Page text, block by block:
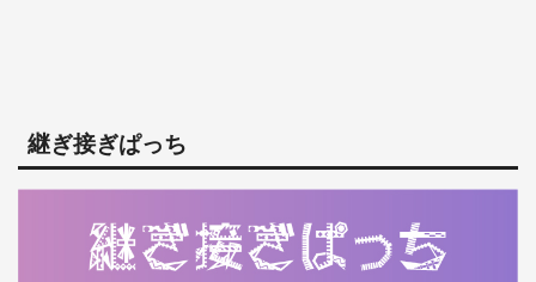
継ぎ接ぎぱっち